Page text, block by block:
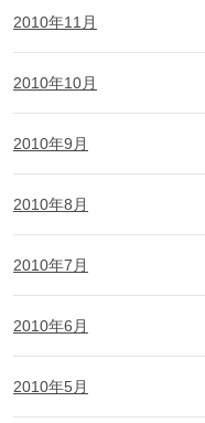
2010年11月
2010年10月
2010年9月
2010年8月
2010年7月
2010年6月
2010年5月